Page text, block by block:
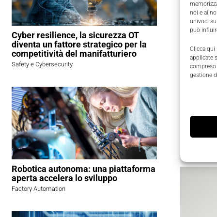
noi e ai
univoci
può
Clicca qui
applicate
gestione
Cyber resilience, la sicurezza OT
diventa un fattore strategico per la
competitività del manifatturiero
Safety e Cybersecurity
Robotica autonoma: una piattaforma
aperta accelera lo sviluppo
Factory Automation
Chi è
Con
migliaia
Dopo
entrato
Un